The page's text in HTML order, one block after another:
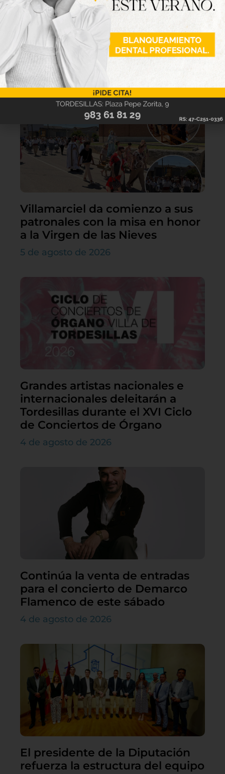
Lo último
Villamarciel da comienzo a sus
patronales con la misa en honor
a la Virgen de las Nieves
5 de agosto de 2026
Grandes artistas nacionales e
internacionales deleitarán a
Tordesillas durante el XVI Ciclo
de Conciertos de Órgano
4 de agosto de 2026
Continúa la venta de entradas
para el concierto de Demarco
Flamenco de este sábado
4 de agosto de 2026
El presidente de la Diputación
refuerza la estructura del equipo